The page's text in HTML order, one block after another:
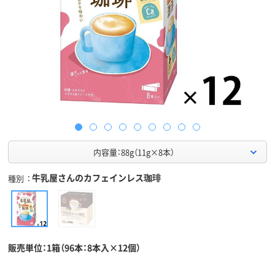
内容量：88g（11g×8本）
種別 牛乳屋さんのカフェインレス珈琲
販売単位：1箱（96本：8本入×12個）